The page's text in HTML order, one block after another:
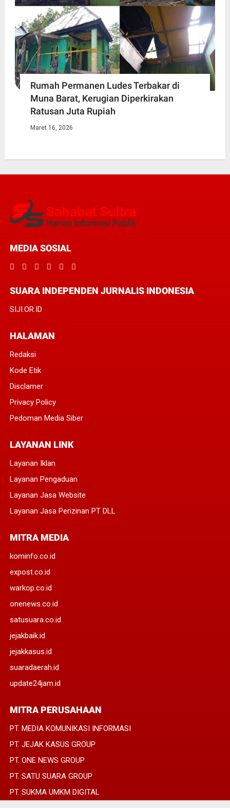
Rumah Permanen Ludes Terbakar di
Muna Barat, Kerugian Diperkirakan
Ratusan Juta Rupiah
Maret 16, 2026
MEDIA SOSIAL
SUARA INDEPENDEN JURNALIS INDONESIA
SIJI.OR.ID
HALAMAN
Redaksi
Kode Etik
Disclamer
Privacy Policy
Pedoman Media Siber
LAYANAN LINK
Layanan Iklan
Layanan Pengaduan
Layanan Jasa Website
Layanan Jasa Perizinan PT DLL
MITRA MEDIA
kominfo.co.id
expost.co.id
warkop.co.id
onenews.co.id
satusuara.co.id
jejakbaik.id
jejakkasus.id
suaradaerah.id
update24jam.id
MITRA PERUSAHAAN
PT. MEDIA KOMUNIKASI INFORMASI
PT. JEJAK KASUS GROUP
PT. ONE NEWS GROUP
PT. SATU SUARA GROUP
PT. SUKMA UMKM DIGITAL